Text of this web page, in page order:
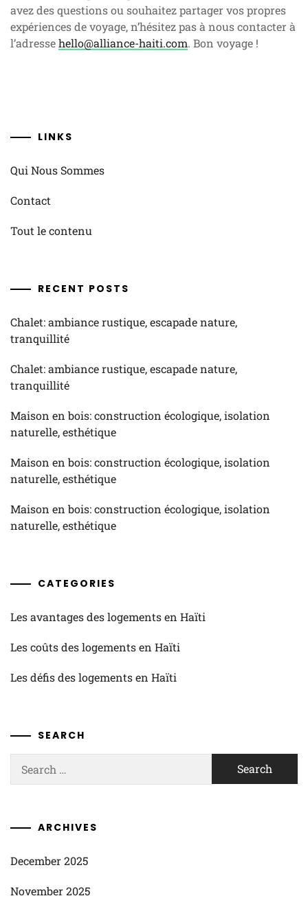
avez des questions ou souhaitez partager vos propres
expériences de voyage, n’hésitez pas à nous contacter à
l’adressehello@alliance-haiti.com. Bon voyage !
LINKS
Qui Nous Sommes
Contact
Tout le contenu
RECENT POSTS
Chalet: ambiance rustique, escapade nature,
tranquillité
Chalet: ambiance rustique, escapade nature,
tranquillité
Maison en bois: construction écologique, isolation
naturelle, esthétique
Maison en bois: construction écologique, isolation
naturelle, esthétique
Maison en bois: construction écologique, isolation
naturelle, esthétique
CATEGORIES
Les avantages des logements en Haïti
Les coûts des logements en Haïti
Les défis des logements en Haïti
SEARCH
for:
ARCHIVES
December 2025
November 2025